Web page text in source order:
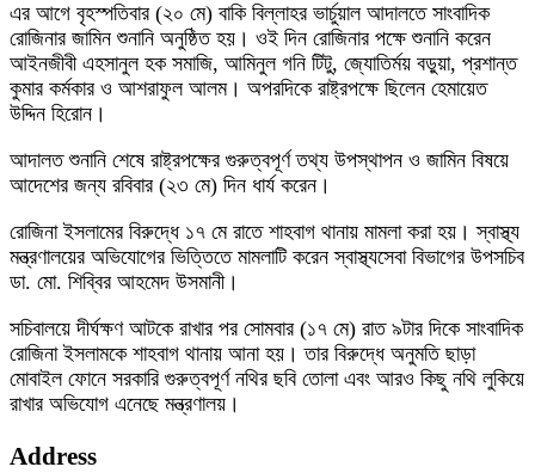
এর আগে বৃহস্পতিবার (২০ মে) বাকি বিল্লাহর ভার্চুয়াল আদালতে সাংবাদিক
রোজিনার জামিন শুনানি অনুষ্ঠিত হয়। ওই দিন রোজিনার পক্ষে শুনানি করেন
আইনজীবী এহসানুল হক সমাজি, আমিনুল গনি টিটু, জ্যোতির্ময় বড়ুয়া, প্রশান্ত
কুমার কর্মকার ও আশরাফুল আলম। অপরদিকে রাষ্ট্রপক্ষে ছিলেন হেমায়েত
উদ্দিন হিরোন।
আদালত শুনানি শেষে রাষ্ট্রপক্ষের গুরুত্বপূর্ণ তথ্য উপস্থাপন ও জামিন বিষয়ে
আদেশের জন্য রবিবার (২৩ মে) দিন ধার্য করেন।
রোজিনা ইসলামের বিরুদ্ধে ১৭ মে রাতে শাহবাগ থানায় মামলা করা হয়। স্বাস্থ্য
মন্ত্রণালয়ের অভিযোগের ভিত্তিতে মামলাটি করেন স্বাস্থ্যসেবা বিভাগের উপসচিব
ডা. মো. শিব্বির আহমেদ উসমানী।
সচিবালয়ে দীর্ঘক্ষণ আটকে রাখার পর সোমবার (১৭ মে) রাত ৯টার দিকে সাংবাদিক
রোজিনা ইসলামকে শাহবাগ থানায় আনা হয়। তার বিরুদ্ধে অনুমতি ছাড়া
মোবাইল ফোনে সরকারি গুরুত্বপূর্ণ নথির ছবি তোলা এবং আরও কিছু নথি লুকিয়ে
রাখার অভিযোগ এনেছে মন্ত্রণালয়।
Address